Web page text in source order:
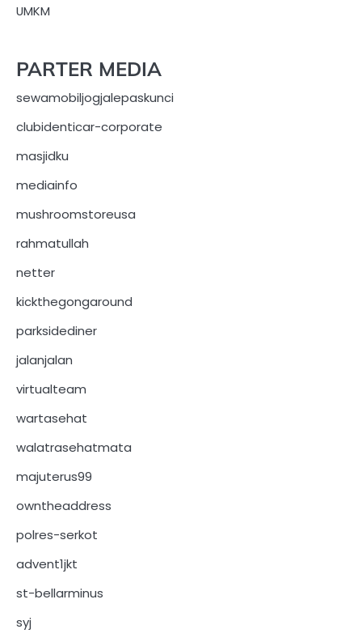
UMKM
PARTER MEDIA
sewamobiljogjalepaskunci
clubidenticar-corporate
masjidku
mediainfo
mushroomstoreusa
rahmatullah
netter
kickthegongaround
parksidediner
jalanjalan
virtualteam
wartasehat
walatrasehatmata
majuterus99
owntheaddress
polres-serkot
advent1jkt
st-bellarminus
syj